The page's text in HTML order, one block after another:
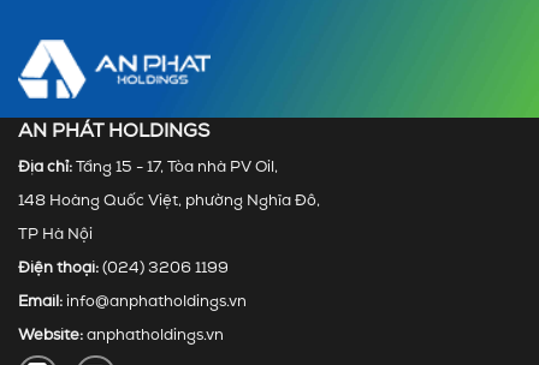
AN PHÁT HOLDINGS
Địa chỉ: Tầng 15 - 17, Tòa nhà PV Oil,
148 Hoàng Quốc Việt, phường Nghĩa Đô,
TP Hà Nội
Điện thoại: (024) 3206 1199
Email: info@anphatholdings.vn
Website: anphatholdings.vn